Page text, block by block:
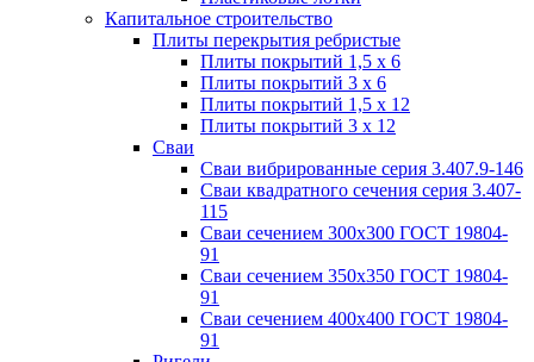
Капитальное строительство
Плиты перекрытия ребристые
Плиты покрытий 1,5 x 6
Плиты покрытий 3 x 6
Плиты покрытий 1,5 x 12
Плиты покрытий 3 x 12
Сваи
Сваи вибрированные серия 3.407.9-146
Сваи квадратного сечения серия 3.407-
115
Сваи сечением 300х300 ГОСТ 19804-
91
Сваи сечением 350х350 ГОСТ 19804-
91
Сваи сечением 400х400 ГОСТ 19804-
91